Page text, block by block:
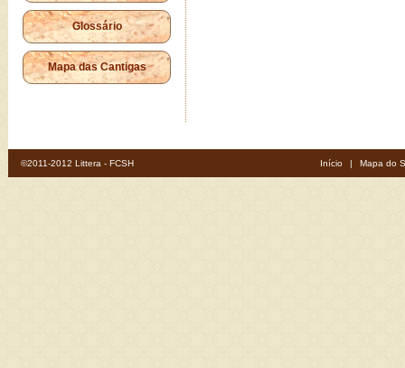
Glossário
Mapa das Cantigas
©2011-2012 Littera - FCSH Início | Mapa do